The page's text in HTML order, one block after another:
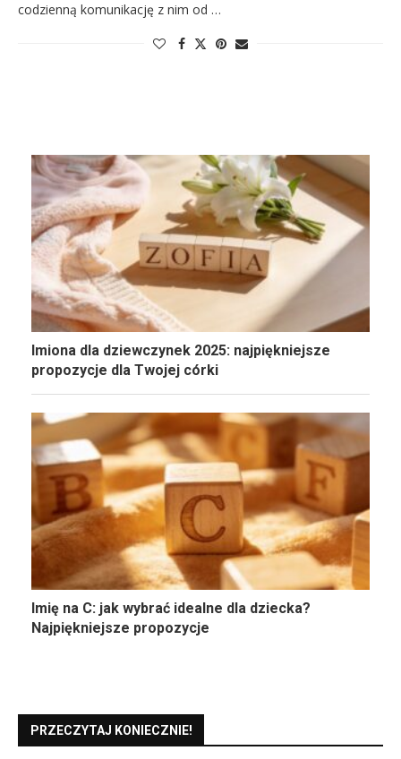
codzienną komunikację z nim od …
Imiona dla dziewczynek 2025: najpiękniejsze
propozycje dla Twojej córki
Imię na C: jak wybrać idealne dla dziecka?
Najpiękniejsze propozycje
PRZECZYTAJ KONIECZNIE!